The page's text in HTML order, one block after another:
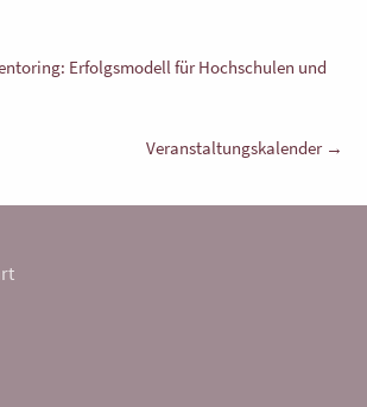
Erfolgsmodell für Hochschulen und
Veranstaltungskalender →